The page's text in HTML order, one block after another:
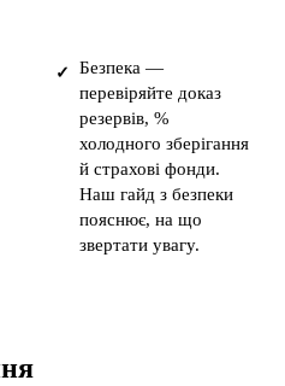
✓
Безпека —
перевіряйте доказ
резервів, %
холодного зберігання
й страхові фонди.
Наш гайд з безпеки
пояснює, на що
звертати увагу.